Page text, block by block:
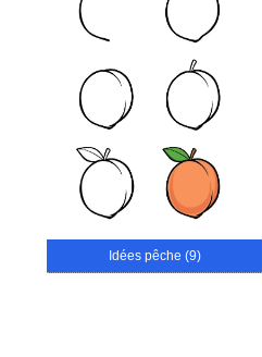
Idées pêche (9)